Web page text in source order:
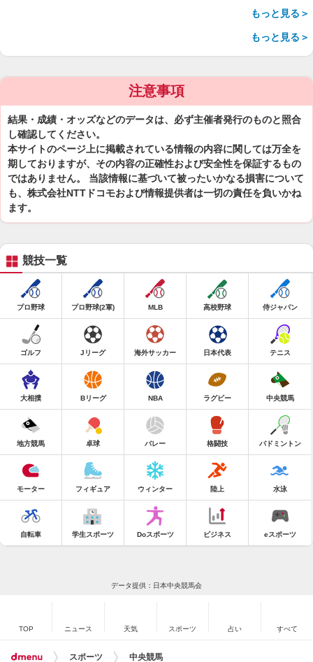
もっと見る＞
もっと見る＞
注意事項
結果・成績・オッズなどのデータは、必ず主催者発行のものと照合
し確認してください。
本サイトのページ上に掲載されている情報の内容に関しては万全を
期しておりますが、その内容の正確性および安全性を保証するもの
ではありません。 当該情報に基づいて被ったいかなる損害について
も、株式会社NTTドコモおよび情報提供者は一切の責任を負いかね
ます。
競技一覧
プロ野球 プロ野球(2軍) MLB 高校野球 侍ジャパン
ゴルフ Jリーグ 海外サッカー 日本代表 テニス
大相撲 Bリーグ NBA ラグビー 中央競馬
地方競馬 卓球 バレー 格闘技 バドミントン
モーター フィギュア ウィンター 陸上 水泳
自転車 学生スポーツ Doスポーツ ビジネス eスポーツ
データ提供：日本中央競馬会
TOP ニュース 天気 スポーツ 占い すべて
スポーツ 中央競馬